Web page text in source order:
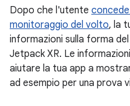
Dopo che l'utente
monitoraggio del volto, la
informazioni sulla forma
Jetpack XR. Le
aiutare la tua app a
ad esempio per una prova